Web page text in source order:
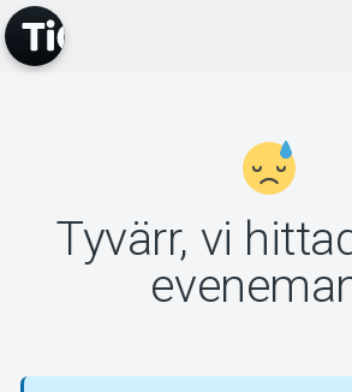
Support
Tyvärr, vi